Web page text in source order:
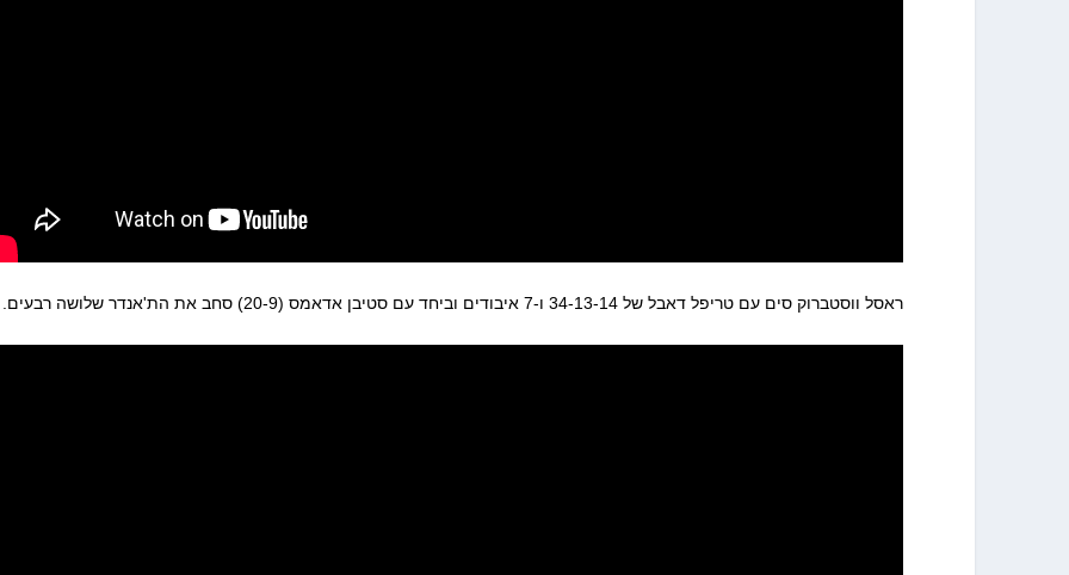
ראסל ווסטברוק סים עם טריפל דאבל של 34-13-14 ו-7 איבודים וביחד עם סטיבן אדאמס (20-9) סחב את הת'אנדר שלושה רבעים.